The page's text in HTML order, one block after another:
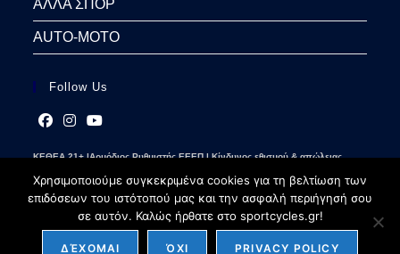
ΑΛΛΑ ΣΠΟΡ
AUTO-MOTO
Follow Us
in
a
new
in
a
new
tab
in
a
new
tab
ΚΕΘΕΑ 21+ |Αρμόδιος Ρυθμιστής ΕΕΕΠ | Κίνδυνος εθισμού & απώλειας
Χρησιμοποιούμε συγκεκριμένα cookies για τη βελτίωση των
επιδόσεων του ιστότοπού μας και την ασφαλή περιήγησή σου
σε αυτόν. Καλώς ήρθατε στο sportcycles.gr!
ΔΈΧΟΜΑΙ ΌΧΙ PRIVACY POLICY